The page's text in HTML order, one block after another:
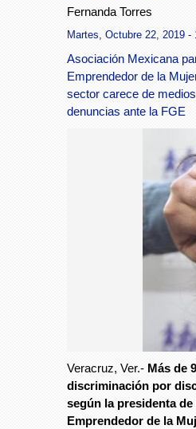
Fernanda Torres
Martes, Octubre 22, 2019 -
Asociación Mexicana
Emprendedor de la
sector carece de
denuncias ante la FGE
Veracruz, Ver.- Más de
discriminación por
según la presidenta
Emprendedor de la